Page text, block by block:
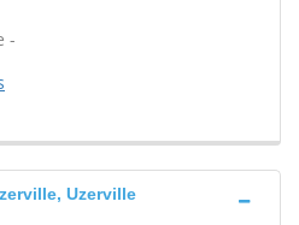
-
Uzerville